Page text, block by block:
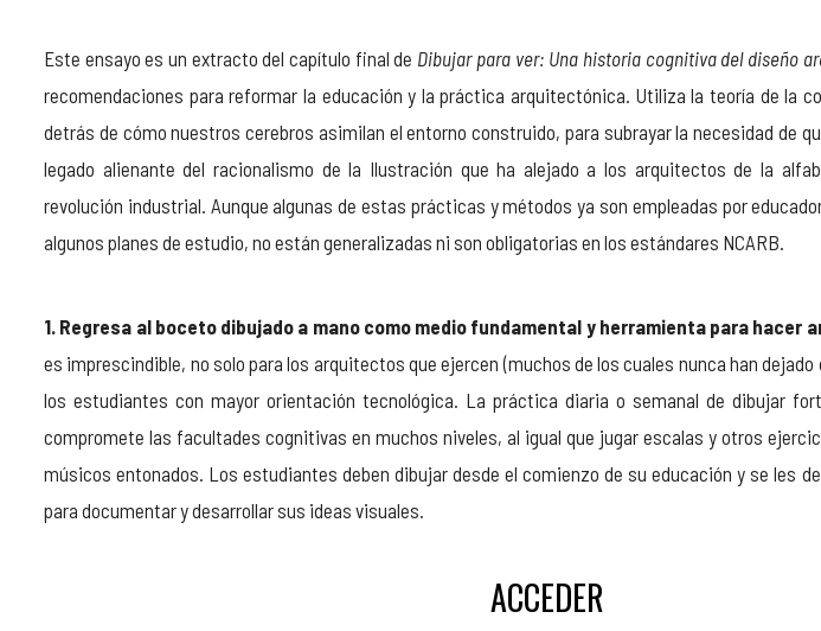
Este ensayo es un extracto del capítulo final de Dibujar para ver: Una historia cognitiva del diseño
recomendaciones para reformar la educación y la práctica arquitectónica. Utiliza la teoría de la
detrás de cómo nuestros cerebros asimilan el entorno construido, para subrayar la necesidad de
legado alienante del racionalismo de la Ilustración que ha alejado a los arquitectos de la
revolución industrial. Aunque algunas de estas prácticas y métodos ya son empleadas por
algunos planes de estudio, no están generalizadas ni son obligatorias en los estándares NCARB.
1. Regresa al boceto dibujado a mano como medio fundamental y herramienta para hacer
es imprescindible, no solo para los arquitectos que ejercen (muchos de los cuales nunca han
los estudiantes con mayor orientación tecnológica. La práctica diaria o semanal de dibujar
compromete las facultades cognitivas en muchos niveles, al igual que jugar escalas y otros
músicos entonados. Los estudiantes deben dibujar desde el comienzo de su educación y se les
para documentar y desarrollar sus ideas visuales.
ACCEDER